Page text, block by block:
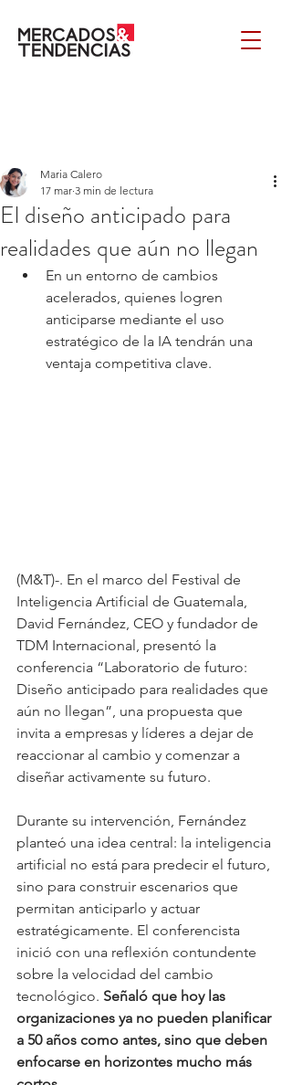
El diseño anticipado para
realidades que aún no llegan
Maria Calero
17 mar 3 min de lectura
En un entorno de cambios
acelerados, quienes logren
anticiparse mediante el uso
estratégico de la IA tendrán una
ventaja competitiva clave.
(M&T)-. En el marco del Festival de
Inteligencia Artificial de Guatemala,
David Fernández, CEO y fundador de
TDM Internacional, presentó la
conferencia “Laboratorio de futuro:
Diseño anticipado para realidades que
aún no llegan”, una propuesta que
invita a empresas y líderes a dejar de
reaccionar al cambio y comenzar a
diseñar activamente su futuro.
Durante su intervención, Fernández
planteó una idea central: la inteligencia
artificial no está para predecir el futuro,
sino para construir escenarios que
permitan anticiparlo y actuar
estratégicamente. El conferencista
inició con una reflexión contundente
sobre la velocidad del cambio
tecnológico. Señaló que hoy las
organizaciones ya no pueden planificar
a 50 años como antes, sino que deben
enfocarse en horizontes mucho más